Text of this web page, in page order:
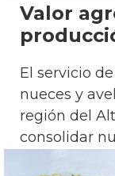
Valor
El servicio
nueces y
región del
consolidar